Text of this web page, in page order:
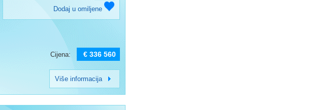
Dodaj u omiljene
Cijena: € 336 560
Više informacija